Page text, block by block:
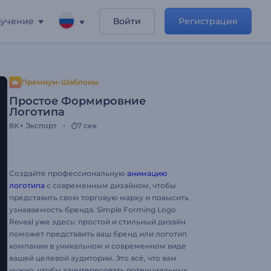
Войти Регистрация
Премиум-Шаблоны
Простое Формировние
Логотипа
8K+ Экспорт 7 сек
Создайте профессиональную анимацию
логотипа с современным дизайном, чтобы
представить свою торговую марку и повысить
узнаваемость бренда. Simple Forming Logo
Reveal уже здесь: простой и стильный дизайн
поможет представить ваш бренд или логотип
компании в уникальном и современном виде
вашей целевой аудитории. Это всё, что вам